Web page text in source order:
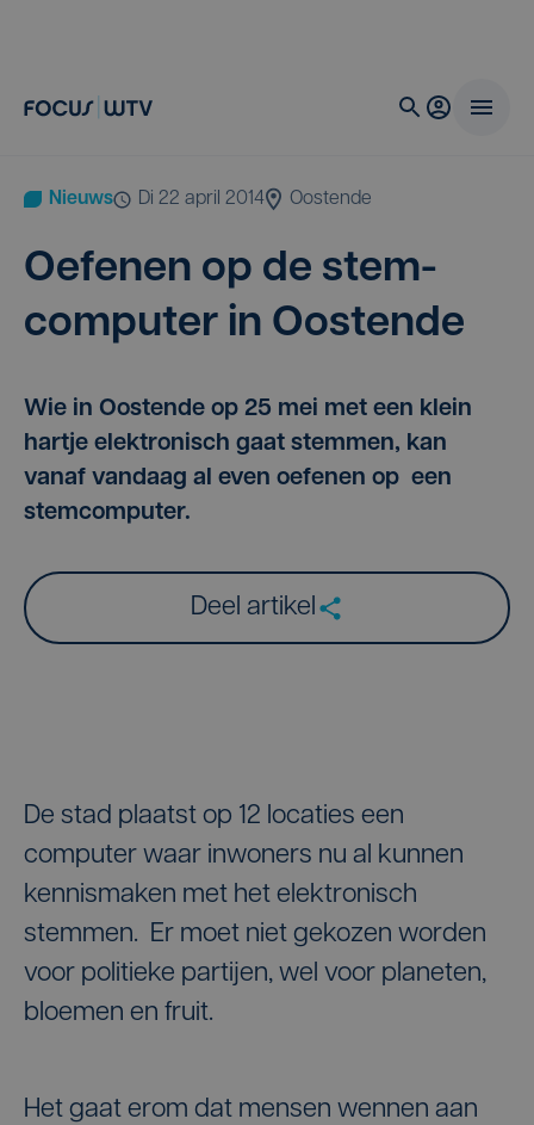
Nieuws di 22 april 2014 Oostende
Oefe­nen op de stem­
com­pu­ter in Oostende
Wie in Oostende op 25 mei met een klein
hartje elektronisch gaat stemmen, kan
vanaf vandaag al even oefenen op een
stemcomputer.
Deel artikel
De stad plaatst op 12 locaties een
computer waar inwoners nu al kunnen
kennismaken met het elektronisch
stemmen. Er moet niet gekozen worden
voor politieke partijen, wel voor planeten,
bloemen en fruit.
Het gaat erom dat mensen wennen aan